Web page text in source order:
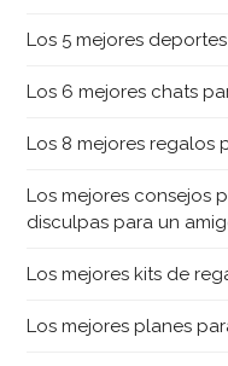
Los 5 mejores
Los 6 mejores chats
Los 8 mejores regalos
Los mejores consejos
disculpas para un
Los mejores kits de
Los mejores planes